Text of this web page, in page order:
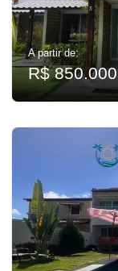
A partir de:
R$ 850.000